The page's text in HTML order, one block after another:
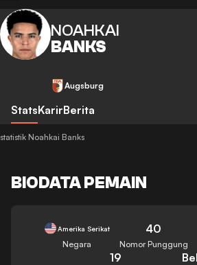
NOAHKAI
BANKS
Augsburg
StatsKarirBerita
statistik Noahkai Banks
BIODATA PEMAIN
Amerika Serikat
Negara
40
Nomor Punggung
19